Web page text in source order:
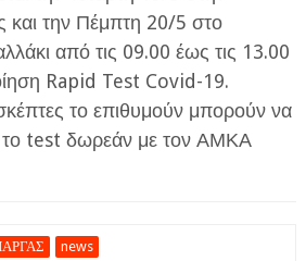
και την Πέμπτη 20/5 στο
από τις 09.00 έως τις 13.00
Rapid Test Covid-19.
το επιθυμούν μπορούν να
το test δωρεάν με τον ΑΜΚΑ
news